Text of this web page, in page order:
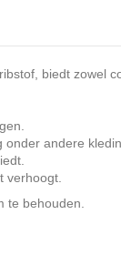
biedt zowel
onder andere
verhoogt.
te behouden.